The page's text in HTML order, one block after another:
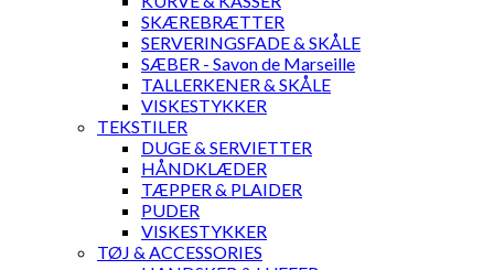
SKÆREBRÆTTER
SERVERINGSFADE & SKÅLE
SÆBER - Savon de Marseille
TALLERKENER & SKÅLE
VISKESTYKKER
TEKSTILER
DUGE & SERVIETTER
HÅNDKLÆDER
TÆPPER & PLAIDER
PUDER
VISKESTYKKER
TØJ & ACCESSORIES